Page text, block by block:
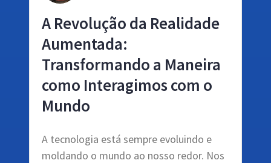
A Revolução da Realidade
Aumentada:
Transformando a Maneira
como Interagimos com o
Mundo
A tecnologia está sempre evoluindo e
moldando o mundo ao nosso redor. Nos